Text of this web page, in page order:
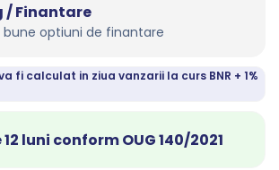
/ Finantare
bune optiuni de finantare
fi calculat in ziua vanzarii la curs BNR + 1%
luni conform OUG 140/2021